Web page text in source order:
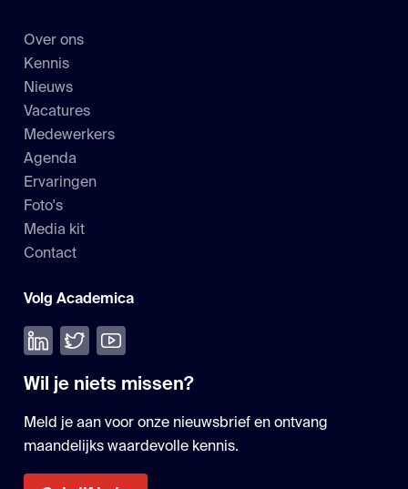
Over ons
Kennis
Nieuws
Vacatures
Medewerkers
Agenda
Ervaringen
Foto's
Media kit
Contact
Volg Academica
Volg ons op LinkedIn
Volg ons op Twitter
Bekijk onze YouTube
Wil je niets missen?
Meld je aan voor onze nieuwsbrief en ontvang
maandelijks waardevolle kennis.